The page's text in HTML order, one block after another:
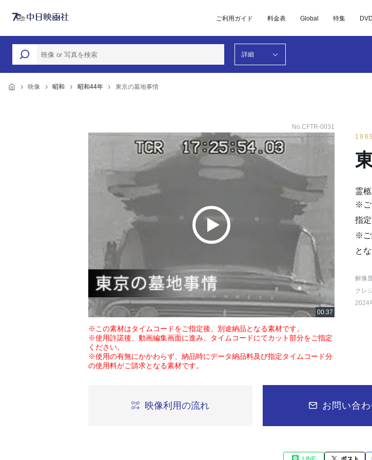
ご利用ガイド 料金表 Global 特集
詳細
映像 昭和 昭和44年 東京の墓地事情
No.CFTR-0031
※この素材はタイムコードをご指定後、別途納品となる素材です。
※使用許諾後、動画編集画面に進み、タイムコードにてカット部分をご指定
ください。
※使用の有無にかかわらず、納品時にデータ納品料及び指定タイムコード分
の使用料がご請求となる素材です。
霊
※ご
指定
※ご
と
解像
クレ
2024
映像利用の流れ お問い合